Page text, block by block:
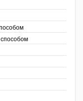
Передача и
Magazine